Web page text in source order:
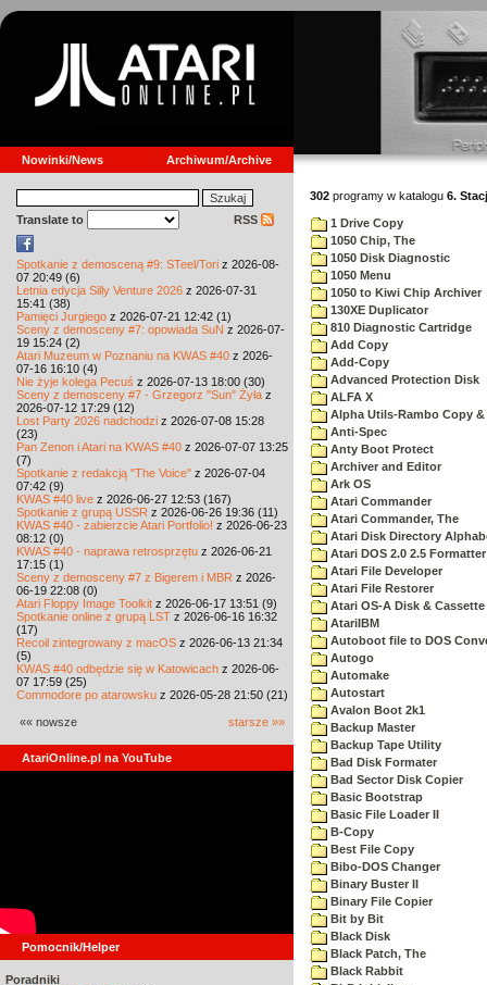
Nowinki/News Archiwum/Archive
Translate to RSS
Spotkanie z demosceną #9: STeel/Tori z 2026-08-
07 20:49 (6)
Letnia edycja Silly Venture 2026 z 2026-07-31
15:41 (38)
Pamięci Jurgiego z 2026-07-21 12:42 (1)
Sceny z demosceny #7: opowiada SuN z 2026-07-
19 15:24 (2)
Atari Muzeum w Poznaniu na KWAS #40 z 2026-
07-16 16:10 (4)
Nie żyje kolega Pecuś z 2026-07-13 18:00 (30)
Sceny z demosceny #7 - Grzegorz "Sun" Żyła z
2026-07-12 17:29 (12)
Lost Party 2026 nadchodzi z 2026-07-08 15:28
(23)
Pan Zenon i Atari na KWAS #40 z 2026-07-07 13:25
(7)
Spotkanie z redakcją "The Voice" z 2026-07-04
07:42 (9)
KWAS #40 live z 2026-06-27 12:53 (167)
Spotkanie z grupą USSR z 2026-06-26 19:36 (11)
KWAS #40 - zabierzcie Atari Portfolio! z 2026-06-23
08:12 (0)
KWAS #40 - naprawa retrosprzętu z 2026-06-21
17:15 (1)
Sceny z demosceny #7 z Bigerem i MBR z 2026-
06-19 22:08 (0)
Atari Floppy Image Toolkit z 2026-06-17 13:51 (9)
Spotkanie online z grupą LST z 2026-06-16 16:32
(17)
Recoil zintegrowany z macOS z 2026-06-13 21:34
(5)
KWAS #40 odbędzie się w Katowicach z 2026-06-
07 17:59 (25)
Commodore po atarowsku z 2026-05-28 21:50 (21)
«« nowsze starsze »»
AtariOnline.pl na YouTube
Pomocnik/Helper
Poradniki
302 programy w katalogu 6.
1 Drive Copy
1050 Chip, The
1050 Disk Diagnostic
1050 Menu
1050 to Kiwi Chip Archiver
130XE Duplicator
810 Diagnostic Cartridge
Add Copy
Add-Copy
Advanced Protection Disk
ALFA X
Alpha Utils-Rambo Copy
Anti-Spec
Anty Boot Protect
Archiver and Editor
Ark OS
Atari Commander
Atari Commander, The
Atari Disk Directory
Atari DOS 2.0 2.5 Formatter
Atari File Developer
Atari File Restorer
Atari OS-A Disk &
AtariIBM
Autoboot file to DOS
Autogo
Automake
Autostart
Avalon Boot 2k1
Backup Master
Backup Tape Utility
Bad Disk Formater
Bad Sector Disk Copier
Basic Bootstrap
Basic File Loader II
B-Copy
Best File Copy
Bibo-DOS Changer
Binary Buster II
Binary File Copier
Bit by Bit
Black Disk
Black Patch, The
Black Rabbit